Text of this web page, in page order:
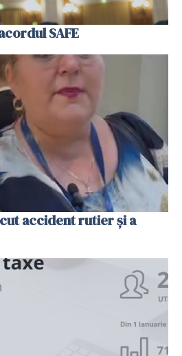
SAFE
accident rutier și a